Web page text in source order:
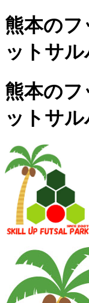
熊本のフ
ットサル
熊本のフ
ットサル